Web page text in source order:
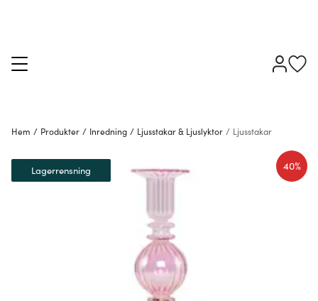
Hem / Produkter / Inredning / Ljusstakar & Ljuslyktor / Ljusstakar
40%
Lagerrensning